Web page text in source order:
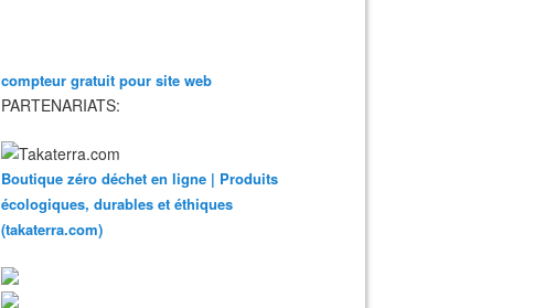
compteur gratuit pour site web
PARTENARIATS:
Boutique zéro déchet en ligne | Produits
écologiques, durables et éthiques
(takaterra.com)